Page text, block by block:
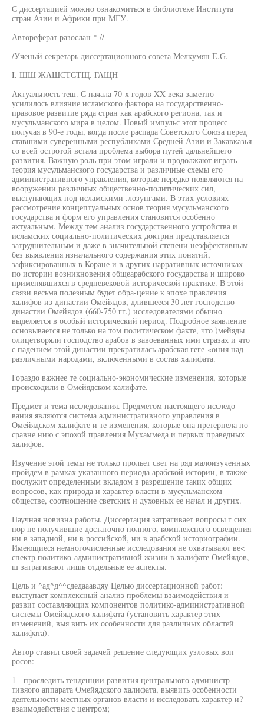
С диссертацией можно ознакомиться в библиотеке Института
стран Азии и Африки при МГУ.
Автореферат разослан * //
/Ученый секретарь диссертационного совета Мелкумян E.G.
I. ШШ ЖАШСТСТЩ. ГАЩН
Актуальность теш. С начала 70-х годов XX века заметно
усилилось влияние исламского фактора на государственно-
правовое развитие ряда стран как арабского региона, так и
мусульманского мира в целом. Новый импульс этот процесс
получая в 90-е годы, когда после распада Советского Союза перед
ставшими суверенными республиками Средней Азии и Закавказья
со всей остротой встала проблема выбора путей дальнейшего
развития. Важную роль при этом играли и продолжают играть
теория мусульманского государства и различные схемы его
административного управления, которые нередко появляются на
вооружении различных общественно-политических сил,
выступающих под исламскими .лозунгами. В этих условиях
рассмотрение концептуальных основ теория мусульманского
государства и форм его управления становится особенно
актуальным. Между тем анализ государственного устройства и
исламских социально-политических доктрин представляется
затруднительным и даже в значительной степени неэффективным
без выявления изначального содержания этих понятий,
зафиксированных в Коране и в других нарративных источниках
по истории возникновения общеарабского государства и широко
применявшихся в средневековой исторической практике. В этой
связи весьма полезным будет обра-цение к эпохе правления
халифов из династии Омейядов, длившееся 30 лет господство
династии Омейядов (660-750 гг.) исследователями обычно
выделяется в особый исторический период. Подробное заявление
основывается не только на том политическом факте, что )мейяды
олицетворяли господство арабов в завоеванных ими стразах и что
с падением этой династии прекратилась арабская геге-«ония над
различными народами, включенными в состав халифата.
Гораздо важнее те социально-экономические изменения, которые
происходили в Омейядском халифате.
Предмет и тема исследования. Предметом настоящего исследо
вания являются система административного управления в
Омейядском халифате и те изменения, которые она претерпела по
сравне нию с эпохой правления Мухаммеда и первых праведных
халифов.
Изучение этой темы не только прольет свет на ряд малоизученных
пройдем в рамках указанного периода арабской истории, в также
послужит определенным вкладом в разрешение таких общих
вопросов, как природа и характер власти в мусульманском
обществе, соотношение светских и духовных ее начал и других.
Научная новизна работы. Диссертация затрагивает вопросы г сих
пор не получившие достаточно полного, комплексного освещения
ни в западной, ни в российской, ни в арабской историографии.
Имеющиеся немногочисленные исследования не охватывают ве<
спектр политико-административной жизни в халифате Омейядов,
ш затрагивают лишь отдельные ее аспекты.
Цель и ^ад^д^^сдедааавдяу Целью диссертационной работ:
выступает комплексный анализ проблемы взаимодействия и
развит составляющих компонентов политико-административной
системы Омейядского халифата (установить характер этих
изменений, выя вить их особенности для различных областей
халифата).
Автор ставил своей задачей решение следующих узловых воп
росов:
1 - проследить тенденции развития центрального администр
тивяого аппарата Омейядского халифата, выявить особенности
деятельности местных органов власти и исследовать характер и?
взаимодействия с центром;